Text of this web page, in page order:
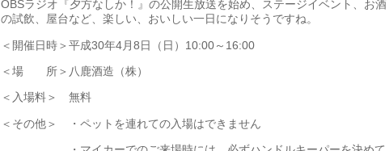
OBSラジオ『夕方なしか！』の公開生放送を始め、ステージイベント、お酒
の試飲、屋台など、楽しい、おいしい一日になりそうですね。
＜開催日時＞平成30年4月8日（日）10:00～16:00
＜場 所＞八鹿酒造（株）
＜入場料＞ 無料
＜その他＞ ・ペットを連れての入場はできません